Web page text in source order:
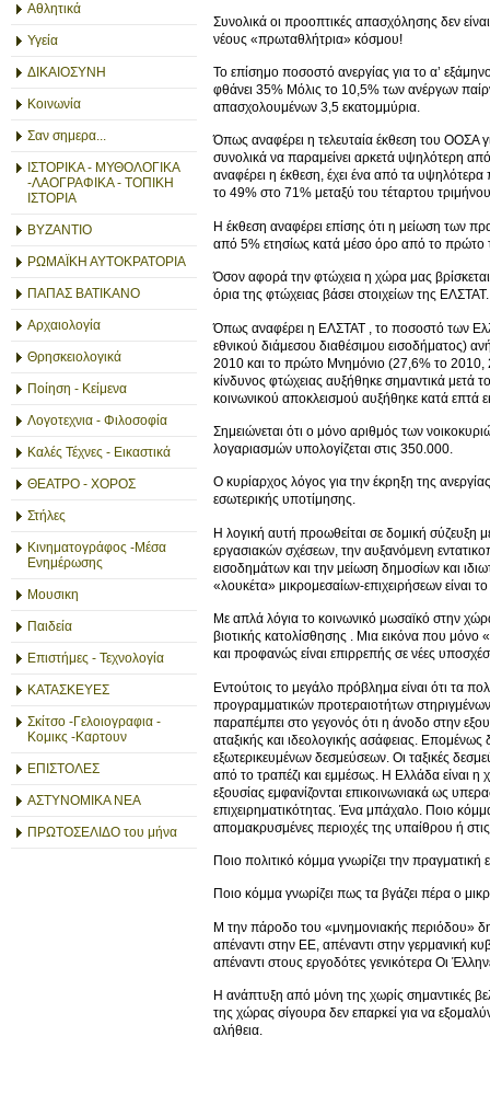
Αθλητικά
Υγεία
ΔΙΚΑΙΟΣΥΝΗ
Κοινωνία
Σαν σημερα...
ΙΣΤΟΡΙΚΑ - ΜΥΘΟΛΟΓΙΚΑ
-ΛΑΟΓΡΑΦΙΚΑ - ΤΟΠΙΚΗ
ΙΣΤΟΡΙΑ
ΒΥΖΑΝΤΙΟ
ΡΩΜΑΪΚΗ ΑΥΤΟΚΡΑΤΟΡΙΑ
ΠΑΠΑΣ ΒΑΤΙΚΑΝΟ
Αρχαιολογία
Θρησκειολογικά
Ποίηση - Κείμενα
Λογοτεχνια - Φιλοσοφία
Καλές Τέχνες - Εικαστικά
ΘΕΑΤΡΟ - ΧΟΡΟΣ
Στήλες
Κινηματογράφος -Μέσα
Ενημέρωσης
Μουσικη
Παιδεία
Επιστήμες - Τεχνολογία
ΚΑΤΑΣΚΕΥΕΣ
Σκίτσο -Γελοιογραφια -
Κομικς -Καρτουν
ΕΠΙΣΤΟΛΕΣ
ΑΣΤΥΝΟΜΙΚΑ ΝΕΑ
ΠΡΩΤΟΣΕΛΙΔΟ του μήνα
Συνολικά οι προοπτικές απασχόλησης δεν
νέους «πρωταθλήτρια» κόσμου!
Το επίσημο ποσοστό ανεργίας για το α’
φθάνει 35% Μόλις το 10,5% των ανέργων
απασχολουμένων 3,5 εκατομμύρια.
Όπως αναφέρει η τελευταία έκθεση του ΟΟΣΑ
συνολικά να παραμείνει αρκετά υψηλότερη
αναφέρει η έκθεση, έχει ένα από τα
το 49% στο 71% μεταξύ του τέταρτου
Η έκθεση αναφέρει επίσης ότι η μείωση των
από 5% ετησίως κατά μέσο όρο από το πρώτο
Όσον αφορά την φτώχεια η χώρα μας
όρια της φτώχειας βάσει στοιχείων της ΕΛΣΤΑΤ.
Όπως αναφέρει η ΕΛΣΤΑΤ , το ποσοστό των
εθνικού διάμεσου διαθέσιμου εισοδήματος)
2010 και το πρώτο Μνημόνιο (27,6% το 2010,
κίνδυνος φτώχειας αυξήθηκε σημαντικά μετά
κοινωνικού αποκλεισμού αυξήθηκε κατά επτά
Σημειώνεται ότι ο μόνο αριθμός των
λογαριασμών υπολογίζεται στις 350.000.
Ο κυρίαρχος λόγος για την έκρηξη της
εσωτερικής υποτίμησης.
Η λογική αυτή προωθείται σε δομική
εργασιακών σχέσεων, την αυξανόμενη
εισοδημάτων και την μείωση δημοσίων και
«λουκέτα» μικρομεσαίων-επιχειρήσεων είναι
Με απλά λόγια το κοινωνικό μωσαϊκό στην
βιοτικής κατολίσθησης . Μια εικόνα που μόνο
και προφανώς είναι επιρρεπής σε νέες
Εντούτοις το μεγάλο πρόβλημα είναι ότι τα
προγραμματικών προτεραιοτήτων στηριγμένων
παραπέμπει στο γεγονός ότι η άνοδο στην
αταξικής και ιδεολογικής ασάφειας. Επομένως
εξωτερικευμένων δεσμεύσεων. Οι ταξικές
από το τραπέζι και εμμέσως. Η Ελλάδα είναι
εξουσίας εμφανίζονται επικοινωνιακά ως
επιχειρηματικότητας. Ένα μπάχαλο. Ποιο
απομακρυσμένες περιοχές της υπαίθρου ή
Ποιο πολιτικό κόμμα γνωρίζει την
Ποιο κόμμα γνωρίζει πως τα βγάζει πέρα ο
Μ την πάροδο του «μνημονιακής περιόδου»
απέναντι στην ΕΕ, απέναντι στην γερμανική
απέναντι στους εργοδότες γενικότερα Οι
Η ανάπτυξη από μόνη της χωρίς σημαντικές
της χώρας σίγουρα δεν επαρκεί για να
αλήθεια.